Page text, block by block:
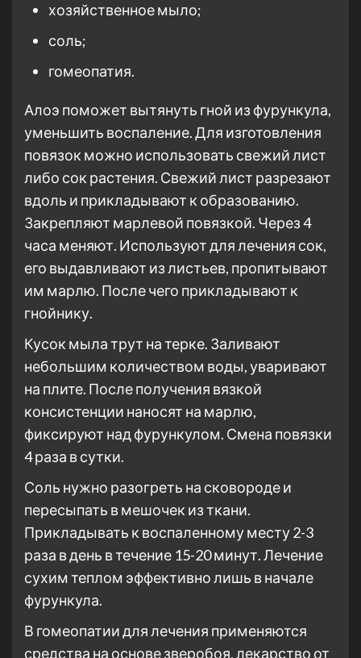
хозяйственное мыло;
соль;
гомеопатия.
Алоэ поможет вытянуть гной из фурункула,
уменьшить воспаление. Для изготовления
повязок можно использовать свежий лист
либо сок растения. Свежий лист разрезают
вдоль и прикладывают к образованию.
Закрепляют марлевой повязкой. Через 4
часа меняют. Используют для лечения сок,
его выдавливают из листьев, пропитывают
им марлю. После чего прикладывают к
гнойнику.
Кусок мыла трут на терке. Заливают
небольшим количеством воды, уваривают
на плите. После получения вязкой
консистенции наносят на марлю,
фиксируют над фурункулом. Смена повязки
4 раза в сутки.
Соль нужно разогреть на сковороде и
пересыпать в мешочек из ткани.
Прикладывать к воспаленному месту 2-3
раза в день в течение 15-20 минут. Лечение
сухим теплом эффективно лишь в начале
фурункула.
В гомеопатии для лечения применяются
средства на основе зверобоя, лекарство от